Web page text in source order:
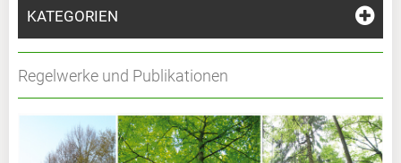
KATEGORIEN
Regelwerke und Publikationen